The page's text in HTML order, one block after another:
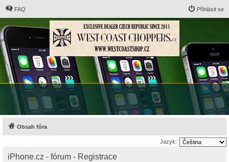
FAQ Přihlásit se
Obsah fóra
Jazyk:
iPhone.cz - fórum - Registrace